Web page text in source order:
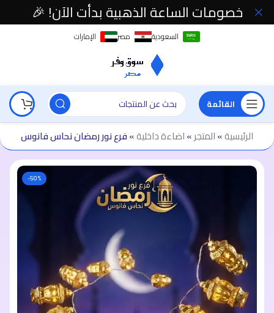
السعودية مصر الإمارات
القائمة
الرئيسية»المتجر»اضاءة داخلية»فرع نور رمضان نحاس فانوس
-50%
خصومات الساعة الذهبية بدأت الآن! 🎉